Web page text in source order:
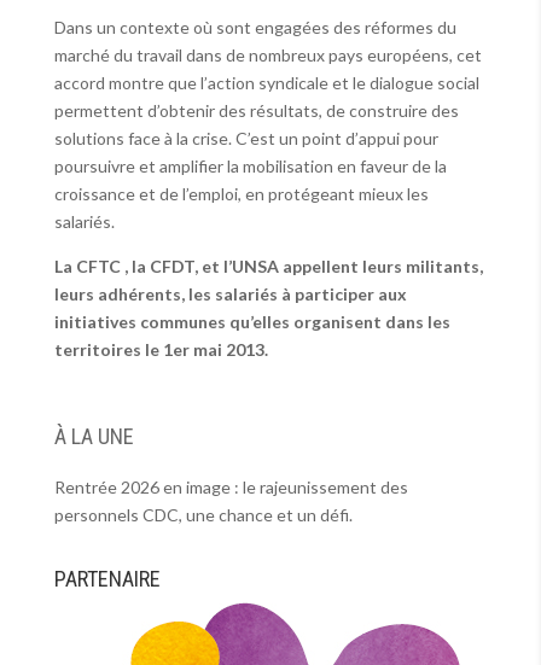
Dans un contexte où sont engagées des réformes du
marché du travail dans de nombreux pays européens, cet
accord montre que l’action syndicale et le dialogue social
permettent d’obtenir des résultats, de construire des
solutions face à la crise. C’est un point d’appui pour
poursuivre et amplifier la mobilisation en faveur de la
croissance et de l’emploi, en protégeant mieux les
salariés.
La CFTC , la CFDT, et l’UNSA appellent leurs militants,
leurs adhérents, les salariés à participer aux
initiatives communes qu’elles organisent dans les
territoires le 1er mai 2013.
À LA UNE
Rentrée 2026 en image : le rajeunissement des
personnels CDC, une chance et un défi.
PARTENAIRE